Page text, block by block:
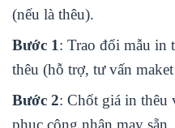
(nếu là thêu).
Bước 1: Trao đổi mẫu in
thêu (hỗ trợ, tư vấn
Bước 2: Chốt giá in thêu
phục công nhân may sẵn.